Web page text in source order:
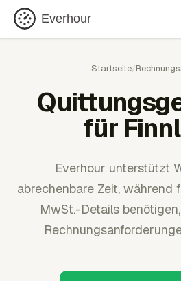
Everhour
Startseite/
für
Everhour unterstützt
abrechenbare Zeit, während
MwSt.-Details